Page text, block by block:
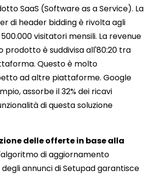
SaaS (Software as a Service). La
di header bidding è rivolta agli
visitatori mensili. La revenue
prodotto è suddivisa all'80:20 tra
Questo è molto
ad altre piattaforme. Google
assorbe il 32% dei ricavi
di questa soluzione
delle offerte in base alla
di aggiornamento
annunci di Setupad garantisce